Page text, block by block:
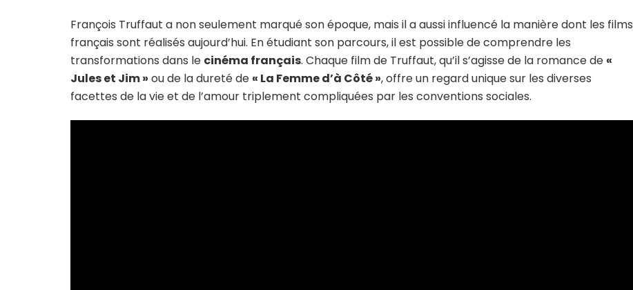
François Truffaut a non seulement marqué son époque, mais il a aussi influencé la manière dont les films
français sont réalisés aujourd’hui. En étudiant son parcours, il est possible de comprendre les
transformations dans le cinéma français. Chaque film de Truffaut, qu’il s’agisse de la romance de «
Jules et Jim » ou de la dureté de « La Femme d’à Côté », offre un regard unique sur les diverses
facettes de la vie et de l’amour triplement compliquées par les conventions sociales.